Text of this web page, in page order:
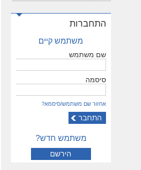
התחברות
משתמש קיים
שם משתמש
סיסמה
אחזור שם משתמש/סיסמא?
משתמש חדש?
הירשם